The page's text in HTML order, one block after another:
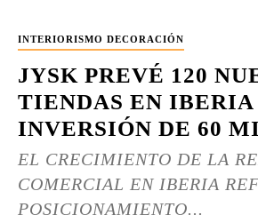
INTERIORISMO DECORACIÓN
JYSK PREVÉ 120
TIENDAS EN IBERIA
INVERSIÓN DE 60
EL CRECIMIENTO DE LA
COMERCIAL EN IBERIA
POSICIONAMIENTO...